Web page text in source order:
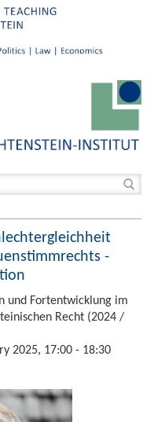
-
und Fortentwicklung im
Recht (2024 /
2025, 17:00 - 18:30